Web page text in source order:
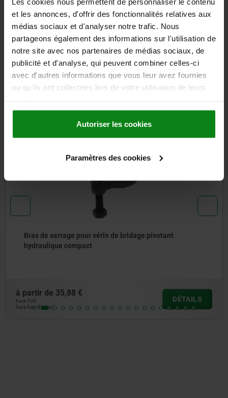
et les annonces, d'offrir des fonctionnalités relatives aux
médias sociaux et d'analyser notre trafic. Nous
partageons également des informations sur l'utilisation de
notre site avec nos partenaires de médias sociaux, de
publicité et d'analyse, qui peuvent combiner celles-ci
avec d'autres informations que vous leur avez fournies
ou qu'ils ont collectées lors de votre utilisation de leurs
Autoriser les cookies
Paramètres des cookies
DÉTAILS
CAO
TÉLÉCHARGEMENTS
D'autres clients ont
également acheté
pivotant
DÉTAILS
Rallonges pour vérin de
36,46 €
hors frais d’envoi